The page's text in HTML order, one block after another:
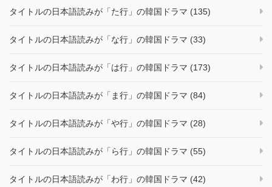
タイトルの日本語読みが「た行」の韓国ドラマ (135)
タイトルの日本語読みが「な行」の韓国ドラマ (33)
タイトルの日本語読みが「は行」の韓国ドラマ (173)
タイトルの日本語読みが「ま行」の韓国ドラマ (84)
タイトルの日本語読みが「や行」の韓国ドラマ (28)
タイトルの日本語読みが「ら行」の韓国ドラマ (55)
タイトルの日本語読みが「わ行」の韓国ドラマ (42)